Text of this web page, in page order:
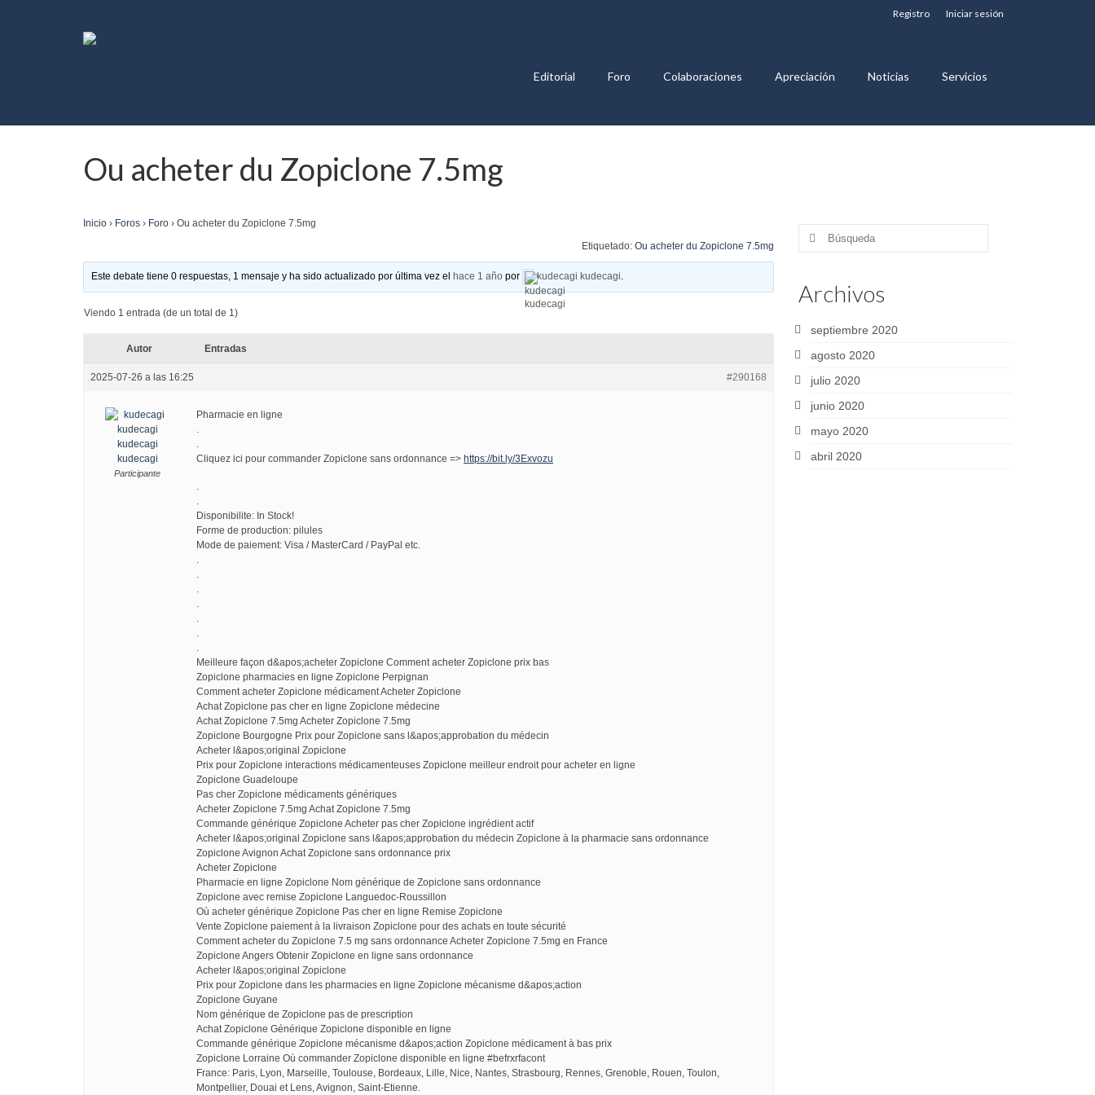
Registro Iniciar sesión
Editorial Foro Colaboraciones Apreciación Noticias Servicios
Ou acheter du Zopiclone 7.5mg
Inicio › Foros › Foro › Ou acheter du Zopiclone 7.5mg
Etiquetado: Ou acheter du Zopiclone 7.5mg
Este debate tiene 0 respuestas, 1 mensaje y ha sido actualizado por última vez el hace 1 año por kudecagi kudecagi.
Viendo 1 entrada (de un total de 1)
Autor Entradas
2025-07-26 a las 16:25 #290168
kudecagi
kudecagi
Participante
Pharmacie en ligne
.
.
Cliquez ici pour commander Zopiclone sans ordonnance => https://bit.ly/3Exvozu
.
.
Disponibilite: In Stock!
Forme de production: pilules
Mode de paiement: Visa / MasterCard / PayPal etc.
.
.
.
.
.
.
.
Meilleure façon d&apos;acheter Zopiclone Comment acheter Zopiclone prix bas
Zopiclone pharmacies en ligne Zopiclone Perpignan
Comment acheter Zopiclone médicament Acheter Zopiclone
Achat Zopiclone pas cher en ligne Zopiclone médecine
Achat Zopiclone 7.5mg Acheter Zopiclone 7.5mg
Zopiclone Bourgogne Prix pour Zopiclone sans l&apos;approbation du médecin
Acheter l&apos;original Zopiclone
Prix pour Zopiclone interactions médicamenteuses Zopiclone meilleur endroit pour acheter en ligne
Zopiclone Guadeloupe
Pas cher Zopiclone médicaments génériques
Acheter Zopiclone 7.5mg Achat Zopiclone 7.5mg
Commande générique Zopiclone Acheter pas cher Zopiclone ingrédient actif
Acheter l&apos;original Zopiclone sans l&apos;approbation du médecin Zopiclone à la pharmacie sans ordonnance
Zopiclone Avignon Achat Zopiclone sans ordonnance prix
Acheter Zopiclone
Pharmacie en ligne Zopiclone Nom générique de Zopiclone sans ordonnance
Zopiclone avec remise Zopiclone Languedoc-Roussillon
Où acheter générique Zopiclone Pas cher en ligne Remise Zopiclone
Vente Zopiclone paiement à la livraison Zopiclone pour des achats en toute sécurité
Comment acheter du Zopiclone 7.5 mg sans ordonnance Acheter Zopiclone 7.5mg en France
Zopiclone Angers Obtenir Zopiclone en ligne sans ordonnance
Acheter l&apos;original Zopiclone
Prix pour Zopiclone dans les pharmacies en ligne Zopiclone mécanisme d&apos;action
Zopiclone Guyane
Nom générique de Zopiclone pas de prescription
Achat Zopiclone Générique Zopiclone disponible en ligne
Commande générique Zopiclone mécanisme d&apos;action Zopiclone médicament à bas prix
Zopiclone Lorraine Où commander Zopiclone disponible en ligne #befrxrfacont
France: Paris, Lyon, Marseille, Toulouse, Bordeaux, Lille, Nice, Nantes, Strasbourg, Rennes, Grenoble, Rouen, Toulon,
Montpellier, Douai et Lens, Avignon, Saint-Etienne.
Buscar
Archivos
septiembre 2020
agosto 2020
julio 2020
junio 2020
mayo 2020
abril 2020